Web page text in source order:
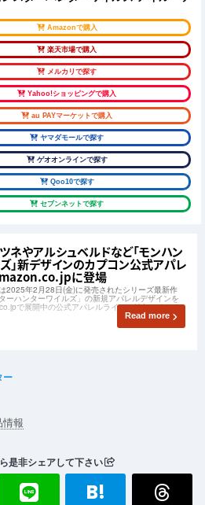
Amazonで購入
楽天市場で購入
メルカリで探す
Yahoo!ショッピングで購入
au PAYマーケットで購入
ヤマダモールで探す
ゲオオンラインで探す
Qoo10で探す
セブンネットで探す
ネやアルシュベルドなど「モンハン
」新デザインのカプコン公式アパレ
に登場
2025年2月28日(金)に発売されたシリーズ最新作
ターハンターワイルズ」の新規アパレルデザインを
で展開中の公式アパレルラインに追加しました。
Read more
ー
情報
是非シェアして下さい
B!